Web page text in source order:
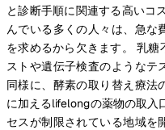
と診断手順に関連する高いコ
んでいる多くの人々は、急な
を求めるから欠きます。 乳
ストや遺伝子検査のようなテ
同様に、酵素の取り替え療法
に加えるlifelongの薬物の取入
セスが制限されている地域を